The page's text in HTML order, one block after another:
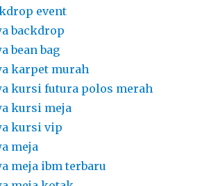
event
backdrop
bean bag
karpet murah
kursi futura polos merah
kursi meja
kursi vip
meja
meja ibm terbaru